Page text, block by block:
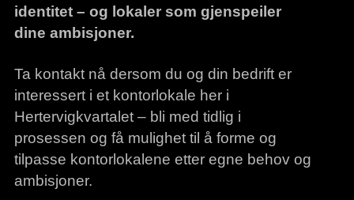
identitet – og lokaler som gjenspeiler
dine ambisjoner.
Ta kontakt nå dersom du og din bedrift er
interessert i et kontorlokale her i
Hertervigkvartalet – bli med tidlig i
prosessen og få mulighet til å forme og
tilpasse kontorlokalene etter egne behov og
ambisjoner.